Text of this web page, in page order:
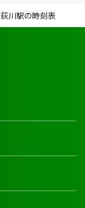
荻川駅の時刻表